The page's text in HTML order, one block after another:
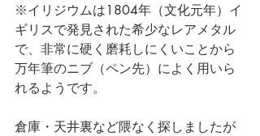
※イリジウムは1804年（文化元年）イ
ギリスで発見された希少なレアメタル
で、非常に硬く磨耗しにくいことから
万年筆のニブ（ペン先）によく用いら
れるようです。
倉庫・天井裏など隈なく探しましたが